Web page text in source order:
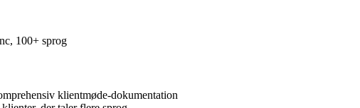
100+ sprog
klientmøde-dokumentation